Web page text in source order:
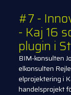
#7 -
- Kaj 16
plugin i
BIM-konsulten
elkonsulten
elprojektering i
handelsprojekt